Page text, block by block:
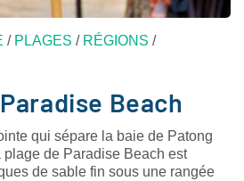
/ PLAGES / RÉGIONS /
Beach
qui sépare la baie de Patong
de Paradise Beach est
de sable fin sous une rangée